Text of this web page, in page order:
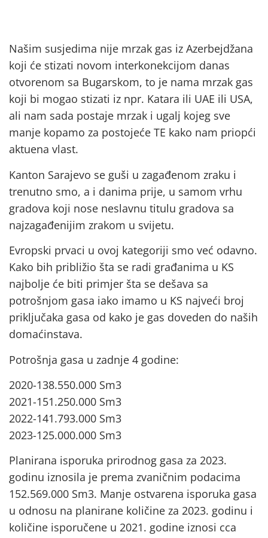
Našim susjedima nije mrzak gas iz Azerbejdžana
koji će stizati novom interkonekcijom danas
otvorenom sa Bugarskom, to je nama mrzak gas
koji bi mogao stizati iz npr. Katara ili UAE ili USA,
ali nam sada postaje mrzak i ugalj kojeg sve
manje kopamo za postojeće TE kako nam priopći
aktuena vlast.
Kanton Sarajevo se guši u zagađenom zraku i
trenutno smo, a i danima prije, u samom vrhu
gradova koji nose neslavnu titulu gradova sa
najzagađenijim zrakom u svijetu.
Evropski prvaci u ovoj kategoriji smo već odavno.
Kako bih približio šta se radi građanima u KS
najbolje će biti primjer šta se dešava sa
potrošnjom gasa iako imamo u KS najveći broj
priključaka gasa od kako je gas doveden do naših
domaćinstava.
Potrošnja gasa u zadnje 4 godine:
2020-138.550.000 Sm3
2021-151.250.000 Sm3
2022-141.793.000 Sm3
2023-125.000.000 Sm3
Planirana isporuka prirodnog gasa za 2023.
godinu iznosila je prema zvaničnim podacima
152.569.000 Sm3. Manje ostvarena isporuka gasa
u odnosu na planirane količine za 2023. godinu i
količine isporučene u 2021. godine iznosi cca